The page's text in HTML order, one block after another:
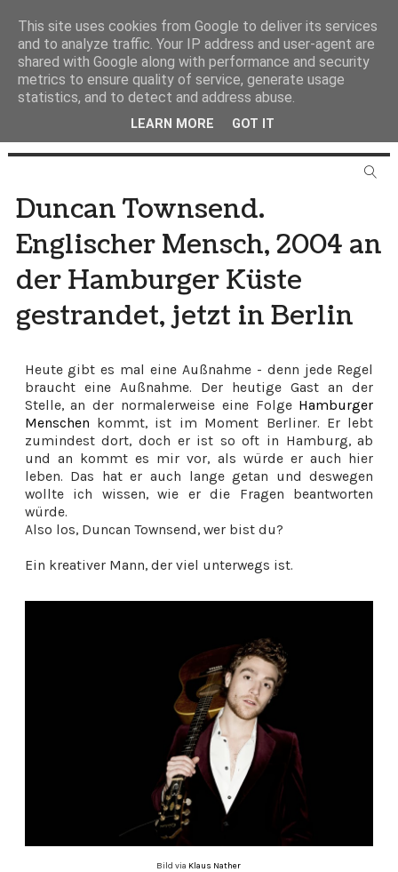
Duncan Townsend.
Englischer Mensch, 2004 an
der Hamburger Küste
gestrandet, jetzt in Berlin
Heute gibt es mal eine Außnahme - denn jede Regel
braucht eine Außnahme. Der heutige Gast an der
Stelle, an der normalerweise eine Folge Hamburger
Menschen kommt, ist im Moment Berliner. Er lebt
zumindest dort, doch er ist so oft in Hamburg, ab
und an kommt es mir vor, als würde er auch hier
leben. Das hat er auch lange getan und deswegen
wollte ich wissen, wie er die Fragen beantworten
würde.
Also los, Duncan Townsend, wer bist du?
Ein kreativer Mann, der viel unterwegs ist.
Bild via Klaus Nather
This site uses cookies from Google to deliver its services
and to analyze traffic. Your IP address and user-agent are
shared with Google along with performance and security
metrics to ensure quality of service, generate usage
statistics, and to detect and address abuse.
LEARN MORE GOT IT